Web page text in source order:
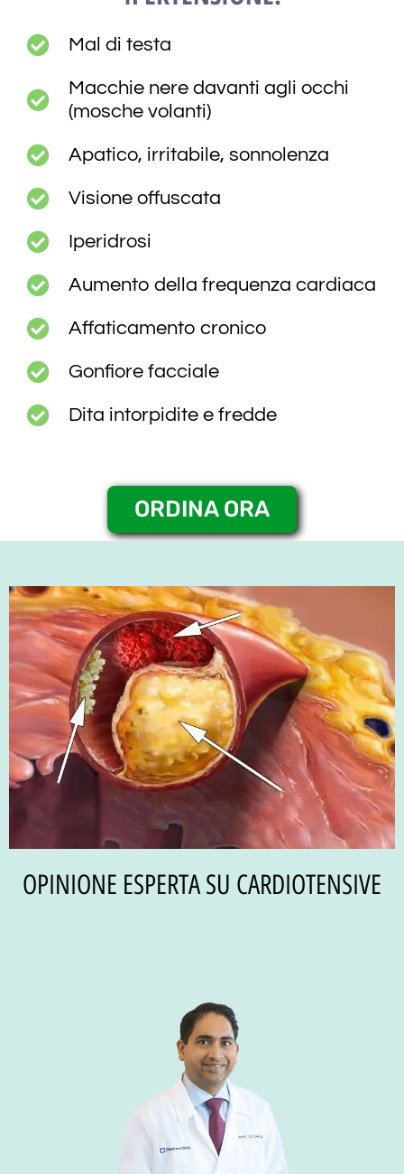
Mal di testa
Macchie nere davanti agli occhi
(mosche volanti)
Apatico, irritabile, sonnolenza
Visione offuscata
Iperidrosi
Aumento della frequenza cardiaca
Affaticamento cronico
Gonfiore facciale
Dita intorpidite e fredde
ORDINA ORA
OPINIONE ESPERTA SU CARDIOTENSIVE